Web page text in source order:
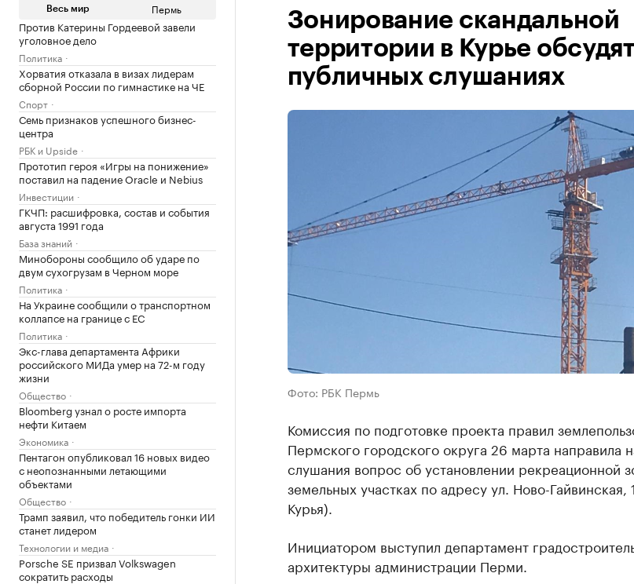
Весь мир Пермь
Против Катерины Гордеевой завели
уголовное дело
Политика
Хорватия отказала в визах лидерам
сборной России по гимнастике на ЧЕ
Спорт
Семь признаков успешного бизнес-
центра
РБК и Upside
Прототип героя «Игры на понижение»
поставил на падение Oracle и Nebius
Инвестиции
ГКЧП: расшифровка, состав и события
августа 1991 года
База знаний
Минобороны сообщило об ударе по
двум сухогрузам в Черном море
Политика
На Украине сообщили о транспортном
коллапсе на границе с ЕС
Политика
Экс-глава департамента Африки
российского МИДа умер на 72-м году
жизни
Общество
Bloomberg узнал о росте импорта
нефти Китаем
Экономика
Пентагон опубликовал 16 новых видео
с неопознанными летающими
объектами
Общество
Трамп заявил, что победитель гонки ИИ
станет лидером
Технологии и медиа
Porsche SE призвал Volkswagen
сократить расходы
Зонирование скандальной
территории в Курье
публичных слушаниях
Фото: РБК Пермь
Комиссия по подготовке проекта правил
Пермского городского округа 26 марта направила
слушания вопрос об установлении рекреационной
земельных участках по адресу ул. Ново-
Курья).
Инициатором выступил департамент
архитектуры администрации Перми.